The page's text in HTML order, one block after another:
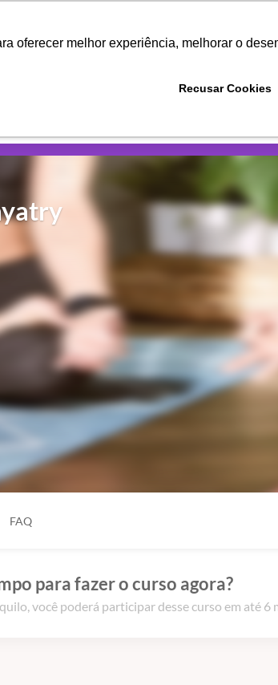
oferecer melhor experiência, melhorar o
Recusar Cookies
CONTEÚDOS CURSOS COMBOS
FAQ
para fazer o curso agora?
você poderá participar desse curso em até 6